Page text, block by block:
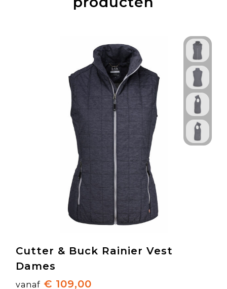
Cutter & Buck Rainier Vest
Dames
vanaf € 109,00